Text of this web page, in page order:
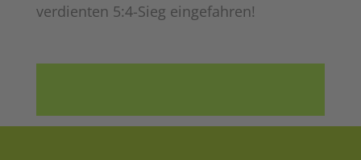
verdienten 5:4-Sieg eingefahren!